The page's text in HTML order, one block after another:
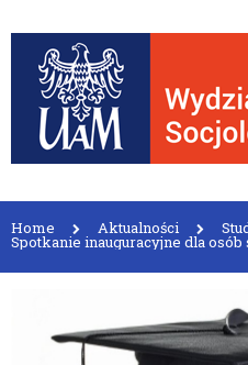
Home Aktualności
Spotkanie inauguracyjne dla
latach studiów